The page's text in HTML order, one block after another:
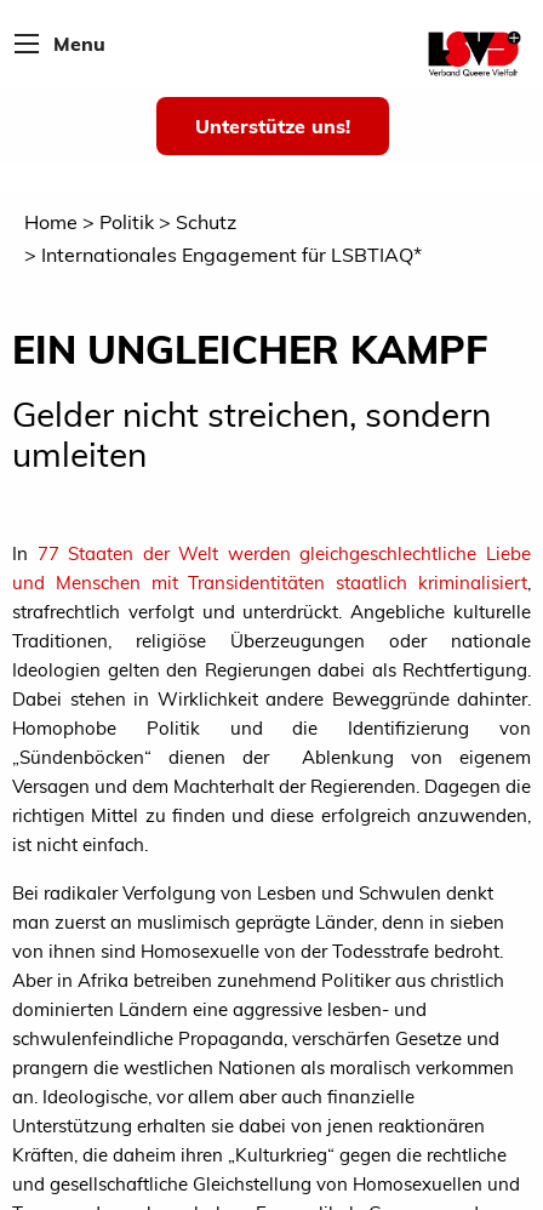
Menu
Unterstütze uns!
Home Politik
Schutz
Internationales Engagement für LSBTIAQ*
EIN UNGLEICHER KAMPF
Gelder nicht streichen, sondern
umleiten
In 77 Staaten der Welt werden gleichgeschlechtliche Liebe
und Menschen mit Transidentitäten staatlich kriminalisiert,
strafrechtlich verfolgt und unterdrückt. Angebliche kulturelle
Traditionen, religiöse Überzeugungen oder nationale
Ideologien gelten den Regierungen dabei als Rechtfertigung.
Dabei stehen in Wirklichkeit andere Beweggründe dahinter.
Homophobe Politik und die Identifizierung von
„Sündenböcken“ dienen der Ablenkung von eigenem
Versagen und dem Machterhalt der Regierenden. Dagegen die
richtigen Mittel zu finden und diese erfolgreich anzuwenden,
ist nicht einfach.
Bei radikaler Verfolgung von Lesben und Schwulen denkt
man zuerst an muslimisch geprägte Länder, denn in sieben
von ihnen sind Homosexuelle von der Todesstrafe bedroht.
Aber in Afrika betreiben zunehmend Politiker aus christlich
dominierten Ländern eine aggressive lesben- und
schwulenfeindliche Propaganda, verschärfen Gesetze und
prangern die westlichen Nationen als moralisch verkommen
an. Ideologische, vor allem aber auch finanzielle
Unterstützung erhalten sie dabei von jenen reaktionären
Kräften, die daheim ihren „Kulturkrieg“ gegen die rechtliche
und gesellschaftliche Gleichstellung von Homosexuellen und